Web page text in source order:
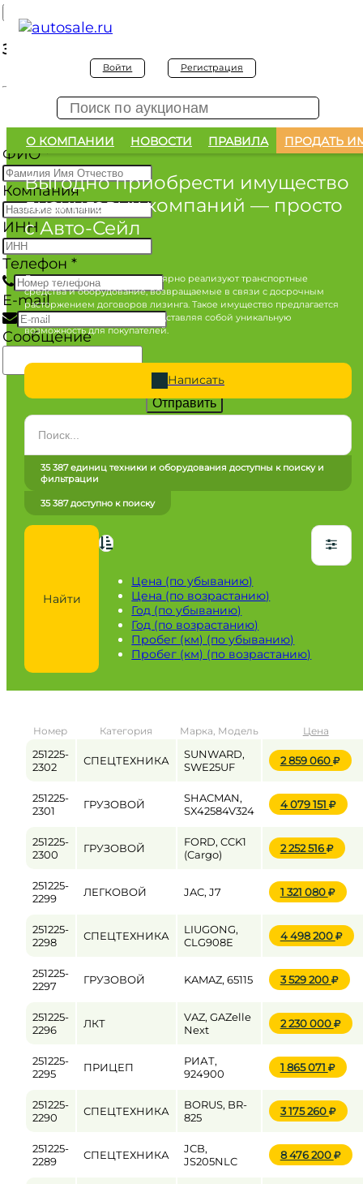
Войти Регистрация
О КОМПАНИИ НОВОСТИ ПРАВИЛА ПРОДАТЬ
Выгодно приобрести имущество
лизинговых компаний — просто
с Авто-Сейл
Лизинговые компании регулярно реализуют транспортные
средства и оборудование, возвращаемые в связи с досрочным
расторжением договоров лизинга. Такое имущество предлагается
по конкурентным ценам, представляя собой уникальную
возможность для покупателей.
Написать
Марка
Все марки
Город / регион
от до
Пробег / Наработка
Цена
Найти
Цена (по убыванию)
Цена (по возрастанию)
Год (по убыванию)
Год (по возрастанию)
Пробег (км) (по убыванию)
Пробег (км) (по возрастанию)
35 387 единиц техники и оборудования доступны к поиску и
фильтрации
35 387 доступно к поиску
Номер Категория Марка, Модель Цена
251225-
2302
СПЕЦТЕХНИКА
SUNWARD,
SWE25UF
2 859 060
251225-
2301
ГРУЗОВОЙ
SHACMAN,
SX42584V324
4 079 151
251225-
2300
ГРУЗОВОЙ
FORD, CCK1
(Cargo)
2 252 516
251225-
2299
ЛЕГКОВОЙ JAC, J7 1 321 080
251225-
2298
СПЕЦТЕХНИКА
LIUGONG,
CLG908E
4 498 200
251225-
2297
ГРУЗОВОЙ KAMAZ, 65115 3 529 200
251225-
2296
ЛКТ
VAZ, GAZelle
Next
2 230 000
251225-
2295
ПРИЦЕП
РИАТ,
924900
1 865 071
251225-
2290
СПЕЦТЕХНИКА
BORUS, BR-
825
3 175 260
251225-
2289
СПЕЦТЕХНИКА
JCB,
JS205NLC
8 476 200
Заявка на покупку
Заявка на покупку изъятого а/м
ФИО*
Компания
ИНН
Телефон *
E-mail
Сообщение
Отправить